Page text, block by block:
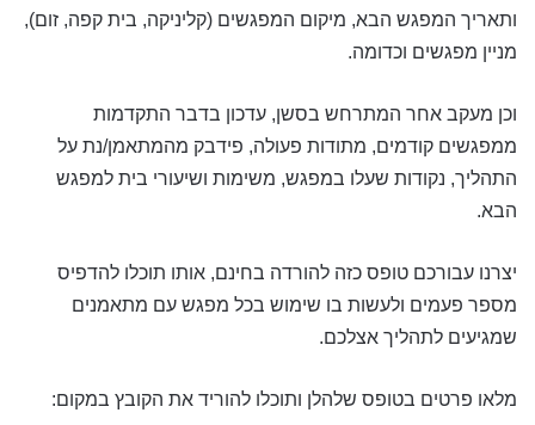
ותאריך המפגש הבא, מיקום המפגשים (קליניקה, בית קפה, זום),
מניין מפגשים וכדומה.
וכן מעקב אחר המתרחש בסשן, עדכון בדבר התקדמות
ממפגשים קודמים, מתודות פעולה, פידבק מהמתאמן/נת על
התהליך, נקודות שעלו במפגש, משימות ושיעורי בית למפגש
הבא.
יצרנו עבורכם טופס כזה להורדה בחינם, אותו תוכלו להדפיס
מספר פעמים ולעשות בו שימוש בכל מפגש עם מתאמנים
שמגיעים לתהליך אצלכם.
מלאו פרטים בטופס שלהלן ותוכלו להוריד את הקובץ במקום: